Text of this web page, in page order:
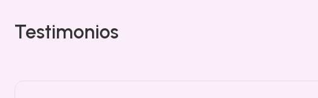
Testimonios